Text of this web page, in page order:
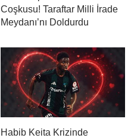
Coşkusu! Taraftar Milli İrade
Meydanı’nı Doldurdu
Habib Keita Krizinde